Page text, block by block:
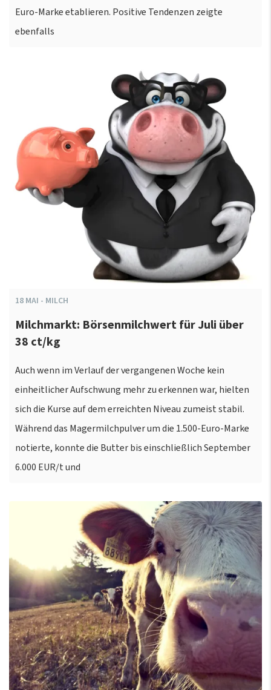
Euro-Marke etablieren. Positive Tendenzen zeigte
ebenfalls
18 MAI - MILCH
Milchmarkt: Börsenmilchwert für Juli über
38 ct/kg
Auch wenn im Verlauf der vergangenen Woche kein
einheitlicher Aufschwung mehr zu erkennen war, hielten
sich die Kurse auf dem erreichten Niveau zumeist stabil.
Während das Magermilchpulver um die 1.500-Euro-Marke
notierte, konnte die Butter bis einschließlich September
6.000 EUR/t und